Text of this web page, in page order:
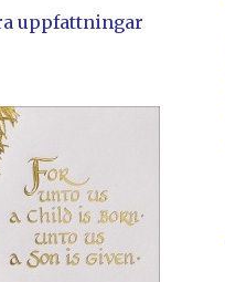
uppfattningar